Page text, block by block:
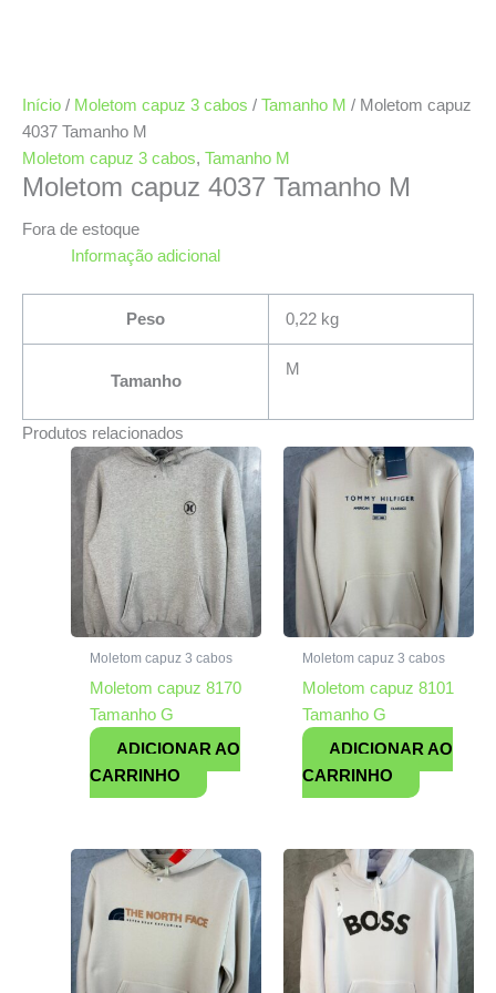
Início / Moletom capuz 3 cabos / Tamanho M / Moletom capuz
4037 Tamanho M
Moletom capuz 3 cabos, Tamanho M
Moletom capuz 4037 Tamanho M
Fora de estoque
Informação adicional
Peso 0,22 kg
Tamanho
M
Produtos relacionados
Moletom capuz 3 cabos
Moletom capuz 8170
Tamanho G
ADICIONAR AO
CARRINHO
Moletom capuz 3 cabos
Moletom capuz 8101
Tamanho G
ADICIONAR AO
CARRINHO